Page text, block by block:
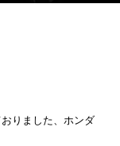
おりました、ホンダ